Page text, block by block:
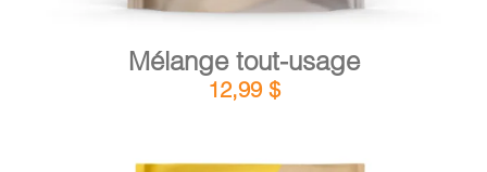
Mélange tout-usage
12,99 $